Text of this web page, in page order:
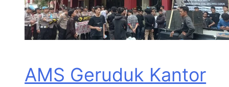
AMS Geruduk Kantor